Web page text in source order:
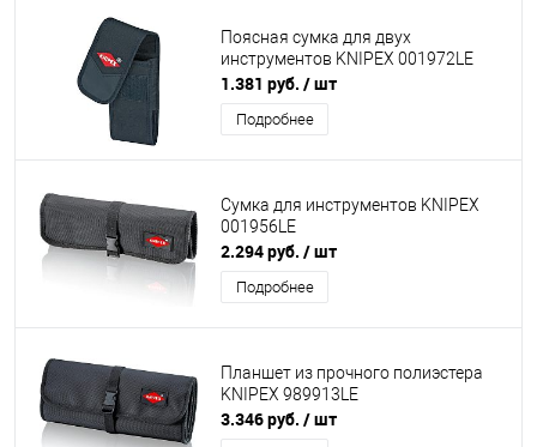
Поясная сумка для двух
инструментов KNIPEX 001972LE
1.381 руб. / шт
Подробнее
Сумка для инструментов KNIPEX
001956LE
2.294 руб. / шт
Подробнее
Планшет из прочного полиэстера
KNIPEX 989913LE
3.346 руб. / шт